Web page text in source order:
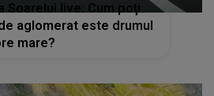
Soarelui live: Cum poţi
aglomerat este drumul
mare?